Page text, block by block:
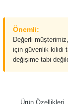
Önemli:
Değerli
için güvenlik kilidi
değişime tabi
Ürün Özellikleri